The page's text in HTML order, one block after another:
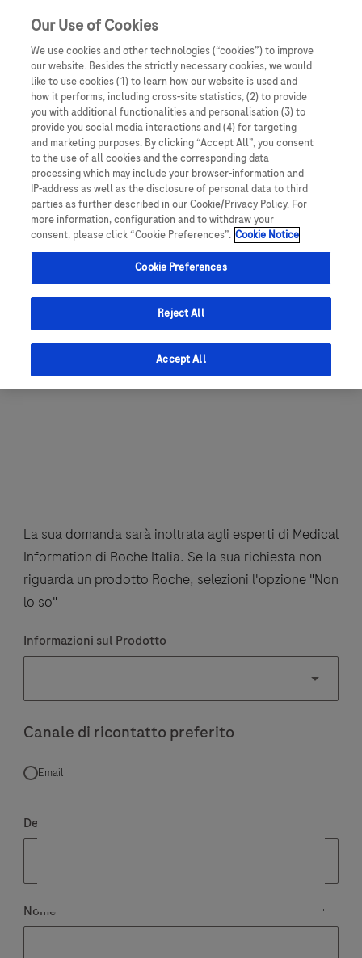
Richiedi informazioni
Il form sarà indirizzato a Medical Information di Roche
Italia, sarà presa in carico entro 24 ore lavorative
dall’invio, e tramite il canale preferito riceverai una
risposta entro massimo 2 settimane. Nel 2020 il tempo
medio di evasione è stato di 3,77 giorni, con l’80%
delle richieste evase entro 5 giorni
La sua domanda sarà inoltrata agli esperti di Medical
Information di Roche Italia. Se la sua richiesta non
riguarda un prodotto Roche, selezioni l'opzione "Non
lo so"
Canale di ricontatto preferito
Our Use of Cookies
We use cookies and other technologies (“cookies”) to improve
our website. Besides the strictly necessary cookies, we would
like to use cookies (1) to learn how our website is used and
how it performs, including cross-site statistics, (2) to provide
you with additional functionalities and personalisation (3) to
provide you social media interactions and (4) for targeting
and marketing purposes. By clicking “Accept All”, you consent
to the use of all cookies and the corresponding data
processing which may include your browser-information and
IP-address as well as the disclosure of personal data to third
parties as further described in our Cookie/Privacy Policy. For
more information, configuration and to withdraw your
consent, please click “Cookie Preferences”. Cookie Notice
Cookie Preferences
Reject All
Accept All